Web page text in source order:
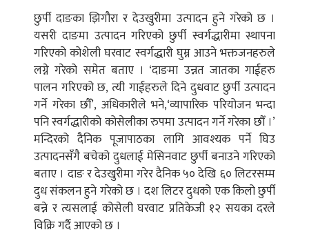
छुर्पी दाङका झिगौरा र देउखुरीमा उत्पादन हुने गरेको छ ।
यसरी दाङमा उत्पादन गरिएको छुर्पी स्वर्गद्धारीमा स्थापना
गरिएको कोशेली घरवाट स्वर्गद्धारी घुम्न आउने भक्तजनहरुले
लग्ने गरेको समेत बताए । ‘दाङमा उन्नत जातका गाईहरु
पालन गरिएको छ, त्यी गाईहरुले दिने दुधवाट छुर्पी उत्पादन
गर्ने गरेका छौँ’, अधिकारीले भने,‘व्यापारिक परियोजन भन्दा
पनि स्वर्गद्धारीको कोसेलीका रुपमा उत्पादन गर्ने गरेका छौँ ।’
मन्दिरको दैनिक पूजापाठका लागि आवश्यक पर्ने घिउ
उत्पादनसँगै बचेको दुधलाई मेसिनवाट छुर्पी बनाउने गरिएको
बताए । दाङ र देउखुरीमा गरेर दैनिक ५० देखि ६० लिटरसम्म
दुध संकलन हुने गरेको छ । दश लिटर दुधको एक किलो छुर्पी
बन्ने र त्यसलाई कोसेली घरवाट प्रतिकेजी १२ सयका दरले
विक्रि गर्दै आएको छ ।